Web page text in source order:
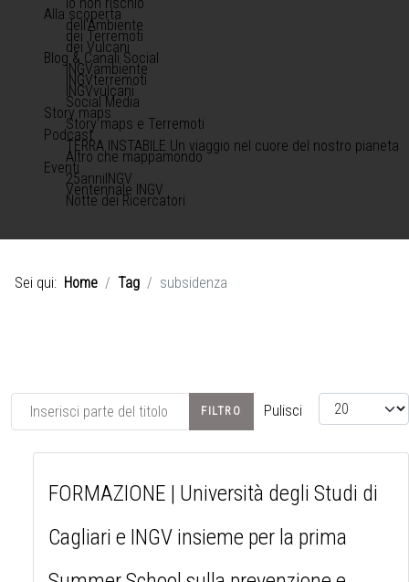
Alla scoperta
dell'Ambiente
dei Terremoti
dei Vulcani
Blog & Canali Social
INGVambiente
INGVterremoti
INGVvulcani
Social Media
Story maps
Story maps e Terremoti
Podcast
TERRA INSTABILE Un viaggio nel cuore del nostro pianeta
Altro che mappamondo
Eventi
25anniINGV
Ventennale INGV
Notte dei Ricercatori
Sei qui: Home Tag subsidenza
Inserisci parte del titolo FILTRO Pulisci Visualizza #
FORMAZIONE | Università degli Studi di
Cagliari e INGV insieme per la prima